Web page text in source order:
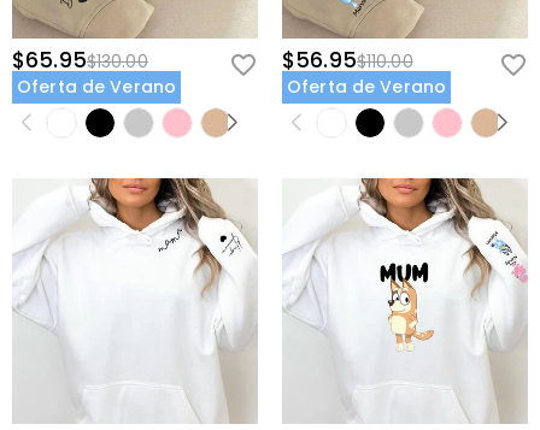
$65.95$130.00
Oferta de Verano
$56.95$110.00
Oferta de Verano